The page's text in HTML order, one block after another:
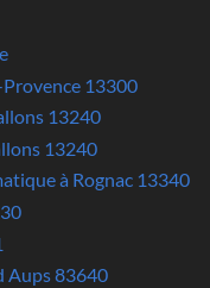
Provence 13300
13240
13240
à Rognac 13340
Aups 83640